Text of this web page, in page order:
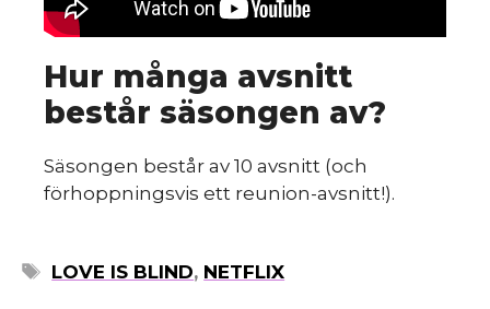
Hur många avsnitt
består säsongen av?
Säsongen består av 10 avsnitt (och
förhoppningsvis ett reunion-avsnitt!).
ETIKETTER
LOVE IS BLIND, NETFLIX